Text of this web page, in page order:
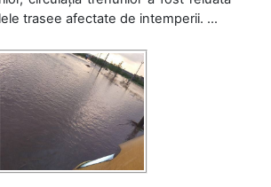
trasee afectate de intemperii. ...